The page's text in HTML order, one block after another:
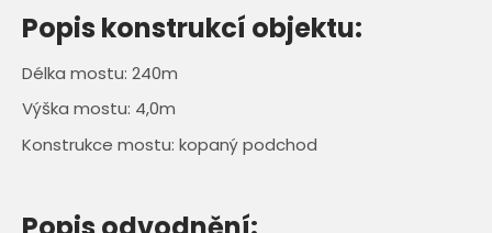
Popis konstrukcí objektu:
Délka mostu: 240m
Výška mostu: 4,0m
Konstrukce mostu: kopaný podchod